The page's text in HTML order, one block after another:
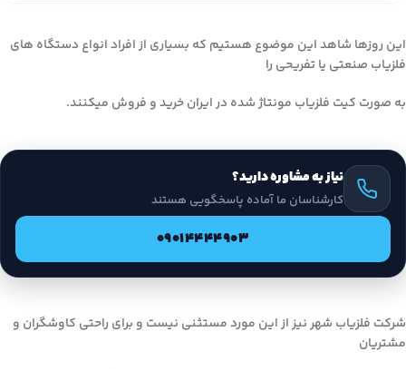
این روزها شاهد این موضوع هستیم که بسیاری از افراد انواع دستگاه های
فلزیاب صنعتی یا تفریحی را
به صورت کیت فلزیاب مونتاژ شده در ایران خرید و فروش میکنند.
نیاز به مشاوره دارید؟
کارشناسان ما آماده پاسخگویی هستند
09014444903
شرکت فلزیاب شهر نیز از این مورد مستثنی نیست و برای راحتی کاوشگران و
مشتریان